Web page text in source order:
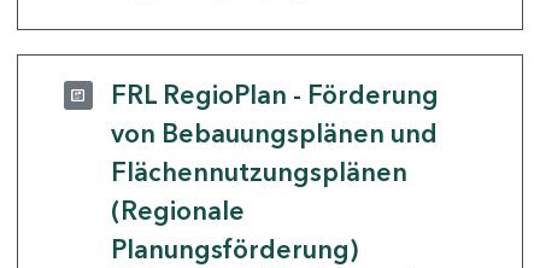
FRL RegioPlan - Förderung
von Bebauungsplänen und
Flächennutzungsplänen
(Regionale
Planungsförderung)